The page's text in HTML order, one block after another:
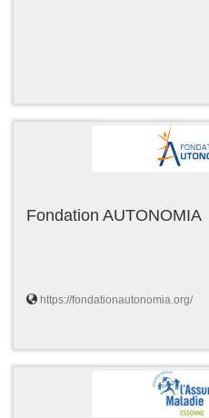
Fondation AUTONOMIA
https://fondationautonomia.org/